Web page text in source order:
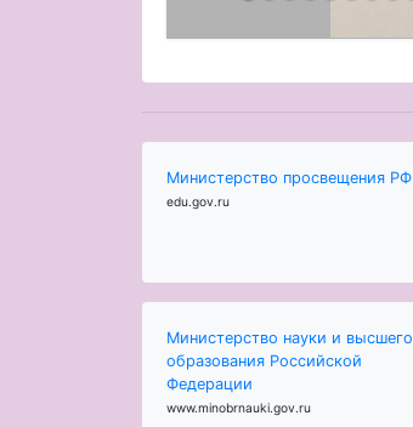
Министерство просвещения РФ
edu.gov.ru
Министерство науки и высшего
образования Российской
Федерации
www.minobrnauki.gov.ru